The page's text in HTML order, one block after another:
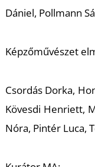
Dániel, Pollmann
Képzőművészet
Csordás Dorka,
Kövesdi Henriett,
Nóra, Pintér Luca,